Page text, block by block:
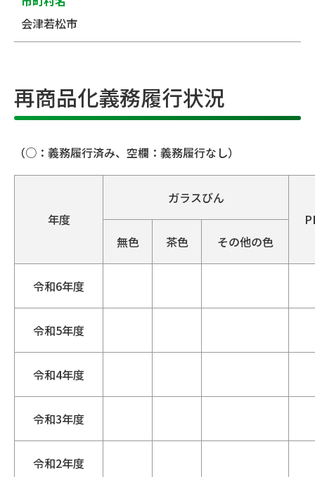
会津若松市
再商品化義務履行状況
（○：義務履行済み、空欄：義務履行なし）
年度
ガラスびん
無色
茶色 その他の色
令和6年度
令和5年度
令和4年度
令和3年度
令和2年度